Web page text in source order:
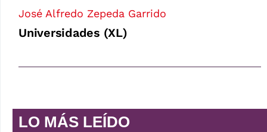
José Alfredo Zepeda Garrido
Universidades (XL)
LO MÁS LEÍDO